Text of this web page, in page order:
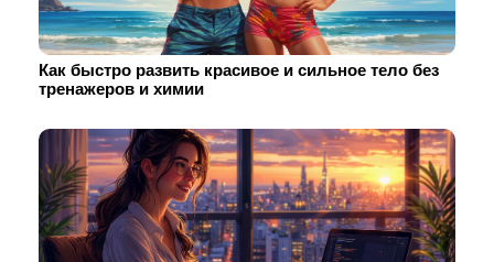
Как быстро развить красивое и сильное тело без
тренажеров и химии